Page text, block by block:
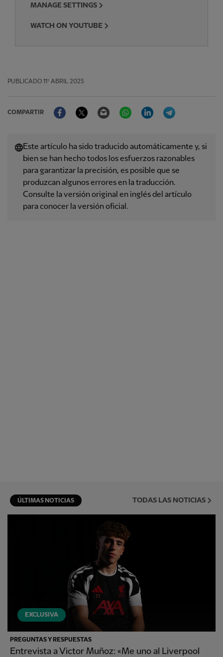
MANAGE SETTINGS
WATCH ON YOUTUBE
PUBLICADO 11º ABRIL 2025
COMPARTIR
FacebookTwitter Email WhatsAppLinkedIn
Este artículo ha sido traducido automáticamente y, si
bien se han hecho todos los esfuerzos razonables
para garantizar la precisión, es posible que se
produzcan algunos errores en la traducción.
Consulte la versión original en inglés del artículo
para conocer la versión oficial.
ÚLTIMAS NOTICIAS TODAS LAS NOTICIAS
EXCLUSIVA
PREGUNTAS Y RESPUESTAS
Entrevista a Victor Muñoz: «Me uno al Liverpool